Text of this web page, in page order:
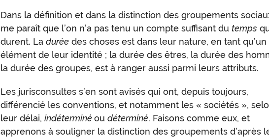
Groupe
et
durée
Dans la définition et dans la distinction des groupements
me paraît que l’on n’a pas tenu un compte suffisant dutemps
durent. Ladurée des choses est dans leur nature, en tant qu’un
élément de leur identité ; la durée des êtres, la durée des
la durée des groupes, est à ranger aussi parmi leurs attributs.
Les jurisconsultes s’en sont avisés qui ont, depuis toujours,
différencié les conventions, et notamment les « sociétés »,
leur délai,indéterminéoudéterminé. Faisons comme eux, et
apprenons à souligner la distinction des groupements d’après